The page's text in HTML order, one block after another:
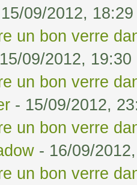
09/2012, 18:29
un bon verre
09/2012, 19:30
un bon verre
- 15/09/2012,
un bon verre
- 16/09/
un bon verre